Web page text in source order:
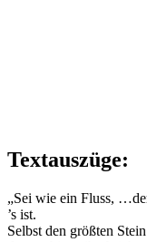
Textauszüge:
„Sei wie ein Fluss,
’s ist.
Selbst den größten